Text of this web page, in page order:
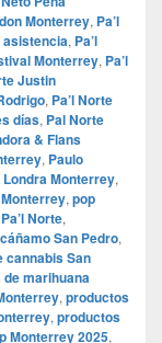
Monterrey, Pa’l
asistencia, Pa’l
Monterrey, Pa’l
Justin
, Pa’l Norte
días, Pal Norte
& Flans
, Paulo
Londra Monterrey,
, pop
Norte,
San Pedro,
cannabis San
marihuana
, productos
, productos
Monterrey 2025,